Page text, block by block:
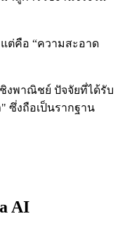
ต่คือ “ความสะอาด
งพาณิชย์ ปัจจัยที่ได้รับ
ซึ่งถือเป็นรากฐาน
AI